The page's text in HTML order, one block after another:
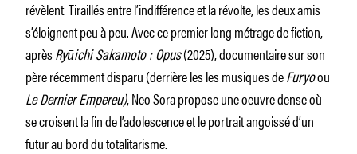
révèlent. Tiraillés entre l’indifférence et la révolte, les deux amis
s’éloignent peu à peu. Avec ce premier long métrage de fiction,
aprèsRyūichi Sakamoto : Opus(2025), documentaire sur son
père récemment disparu (derrière les les musiques deFuryoou
Le Dernier Empereu), Neo Sora propose une oeuvre dense où
se croisent la fin de l’adolescence et le portrait angoissé d’un
futur au bord du totalitarisme.